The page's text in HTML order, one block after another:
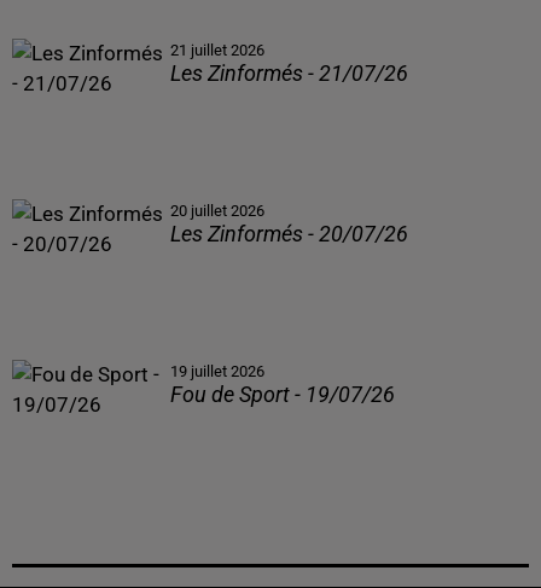
21 juillet 2026
Les Zinformés - 21/07/26
20 juillet 2026
Les Zinformés - 20/07/26
19 juillet 2026
Fou de Sport - 19/07/26